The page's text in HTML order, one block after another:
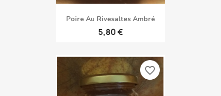
Poire Au Rivesaltes Ambré